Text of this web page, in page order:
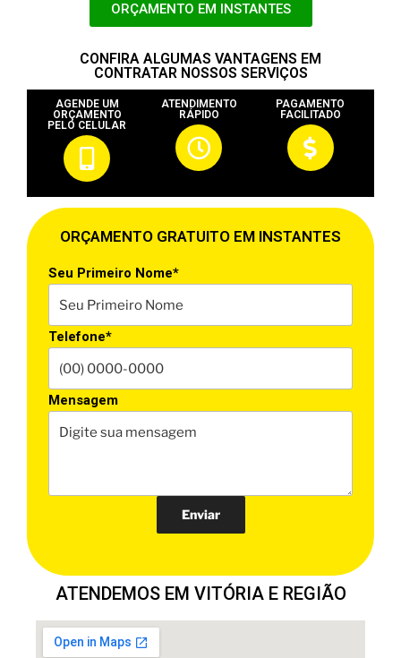
ORÇAMENTO EM INSTANTES
CONFIRA ALGUMAS VANTAGENS EM
CONTRATAR NOSSOS SERVIÇOS
AGENDE UM
ORÇAMENTO
PELO CELULAR
ATENDIMENTO
RÁPIDO
PAGAMENTO
FACILITADO
ORÇAMENTO GRATUITO EM INSTANTES
Seu Primeiro Nome*
Telefone*
Mensagem
ATENDEMOS EM VITÓRIA E REGIÃO